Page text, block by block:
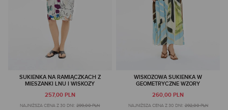
SUKIENKA NA RAMIĄCZKACH Z
MIESZANKI LNU I WISKOZY
257,00 PLN
NAJNIŻSZA CENA Z 30 DNI: 299,00 PLN
WISKOZOWA SUKIENKA W
GEOMETRYCZNE WZORY
260,00 PLN
NAJNIŻSZA CENA Z 30 DNI: 292,00 PLN